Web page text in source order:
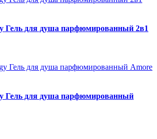
Гель для душа парфюмированный 2в1
Гель для душа парфюмированный